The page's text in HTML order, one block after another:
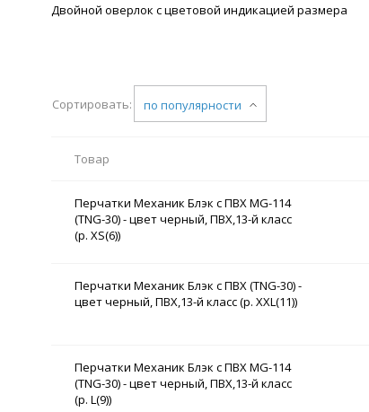
Двойной оверлок с цветовой индикацией размера
Сортировать: по популярности
Товар
Перчатки Механик Блэк с ПВХ MG-114
(TNG-30) - цвет черный, ПВХ,13-й класс
(р. XS(6))
Перчатки Механик Блэк с ПВХ (TNG-30) -
цвет черный, ПВХ,13-й класс (р. XXL(11))
Перчатки Механик Блэк с ПВХ MG-114
(TNG-30) - цвет черный, ПВХ,13-й класс
(р. L(9))